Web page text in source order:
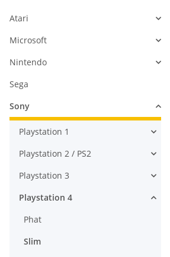
Atari
Microsoft
Nintendo
Sega
Sony
Playstation 1
Playstation 2 / PS2
Playstation 3
Playstation 4
Phat
Slim